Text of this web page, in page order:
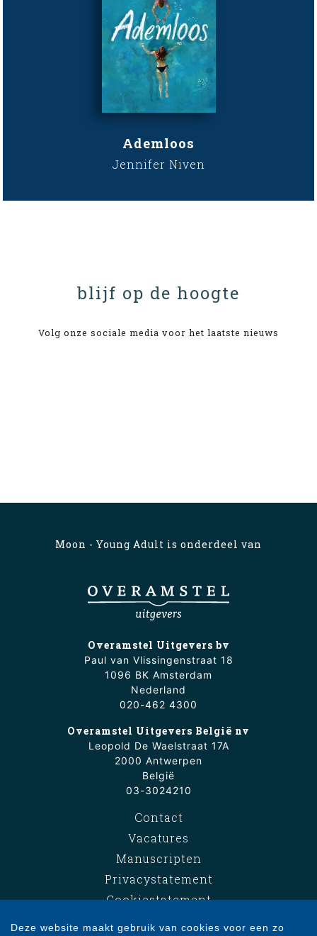
Ademloos
Jennifer Niven
blijf op de hoogte
Volg onze sociale media voor het laatste nieuws
Moon - Young Adult is onderdeel van
Overamstel Uitgevers bv
Paul van Vlissingenstraat 18
1096 BK Amsterdam
Nederland
020-462 4300
Overamstel Uitgevers België nv
Leopold De Waelstraat 17A
2000 Antwerpen
België
03-3024210
Contact
Vacatures
Manuscripten
Privacystatement
Cookiestatement
Deze website maakt gebruik van cookies voor een zo